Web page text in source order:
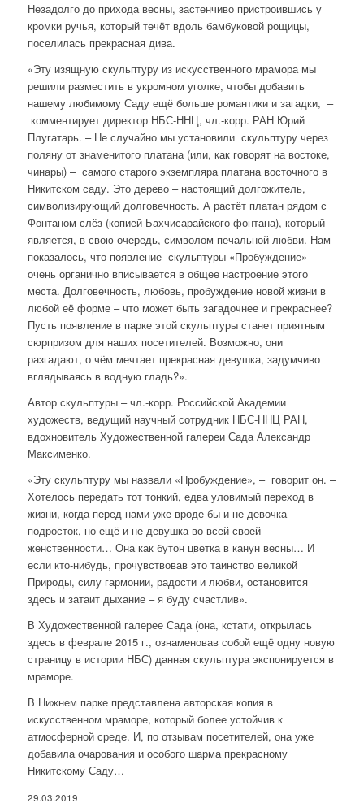
Незадолго до прихода весны, застенчиво пристроившись у
кромки ручья, который течёт вдоль бамбуковой рощицы,
поселилась прекрасная дива.
«Эту изящную скульптуру из искусственного мрамора мы
решили разместить в укромном уголке, чтобы добавить
нашему любимому Саду ещё больше романтики и загадки, –
комментирует директор НБС-ННЦ, чл.-корр. РАН Юрий
Плугатарь. – Не случайно мы установили скульптуру через
поляну от знаменитого платана (или, как говорят на востоке,
чинары) – самого старого экземпляра платана восточного в
Никитском саду. Это дерево – настоящий долгожитель,
символизирующий долговечность. А растёт платан рядом с
Фонтаном слёз (копией Бахчисарайского фонтана), который
является, в свою очередь, символом печальной любви. Нам
показалось, что появление скульптуры «Пробуждение»
очень органично вписывается в общее настроение этого
места. Долговечность, любовь, пробуждение новой жизни в
любой её форме – что может быть загадочнее и прекраснее?
Пусть появление в парке этой скульптуры станет приятным
сюрпризом для наших посетителей. Возможно, они
разгадают, о чём мечтает прекрасная девушка, задумчиво
вглядываясь в водную гладь?».
Автор скульптуры – чл.-корр. Российской Академии
художеств, ведущий научный сотрудник НБС-ННЦ РАН,
вдохновитель Художественной галереи Сада Александр
Максименко.
«Эту скульптуру мы назвали «Пробуждение», – говорит он. –
Хотелось передать тот тонкий, едва уловимый переход в
жизни, когда перед нами уже вроде бы и не девочка-
подросток, но ещё и не девушка во всей своей
женственности… Она как бутон цветка в канун весны… И
если кто-нибудь, прочувствовав это таинство великой
Природы, силу гармонии, радости и любви, остановится
здесь и затаит дыхание – я буду счастлив».
В Художественной галерее Сада (она, кстати, открылась
здесь в феврале 2015 г., ознаменовав собой ещё одну новую
страницу в истории НБС) данная скульптура экспонируется в
мраморе.
В Нижнем парке представлена авторская копия в
искусственном мраморе, который более устойчив к
атмосферной среде. И, по отзывам посетителей, она уже
добавила очарования и особого шарма прекрасному
Никитскому Саду…
29.03.2019